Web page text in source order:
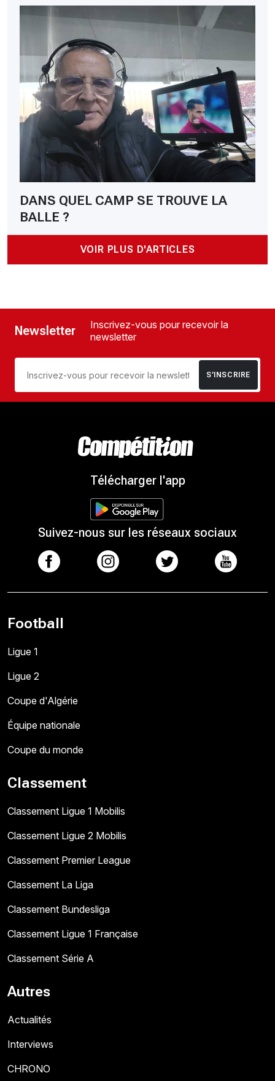
DANS QUEL CAMP SE TROUVE LA
BALLE ?
VOIR PLUS D'ARTICLES
Newsletter
Inscrivez-vous pour recevoir la
newsletter
S’INSCRIRE
Télécharger l'app
Suivez-nous sur les réseaux sociaux
Football
Ligue 1
Ligue 2
Coupe d'Algérie
Équipe nationale
Coupe du monde
Classement
Classement Ligue 1 Mobilis
Classement Ligue 2 Mobilis
Classement Premier League
Classement La Liga
Classement Bundesliga
Classement Ligue 1 Française
Classement Série A
Autres
Actualités
Interviews
CHRONO